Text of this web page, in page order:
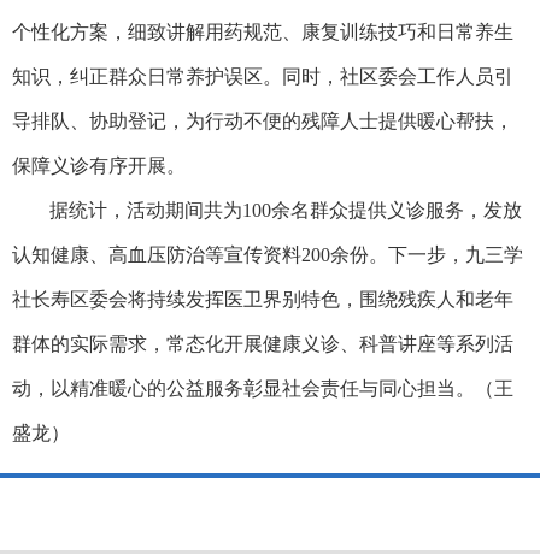
个性化方案，细致讲解用药规范、康复训练技巧和日常养生
知识，纠正群众日常养护误区。同时，社区委会工作人员引
导排队、协助登记，为行动不便的残障人士提供暖心帮扶，
保障义诊有序开展。
据统计，活动期间共为100余名群众提供义诊服务，发放
认知健康、高血压防治等宣传资料200余份。下一步，九三学
社长寿区委会将持续发挥医卫界别特色，围绕残疾人和老年
群体的实际需求，常态化开展健康义诊、科普讲座等系列活
动，以精准暖心的公益服务彰显社会责任与同心担当。（王
盛龙）